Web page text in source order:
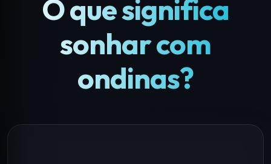
O que significa
sonhar com
ondinas?